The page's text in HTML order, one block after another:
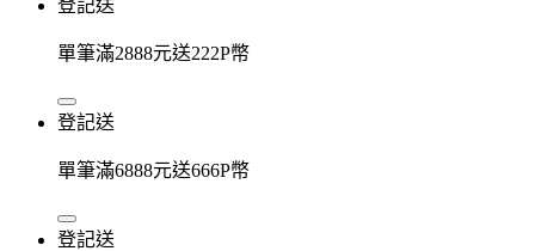
登記送
單筆滿2888元送222P幣
登記送
單筆滿6888元送666P幣
登記送